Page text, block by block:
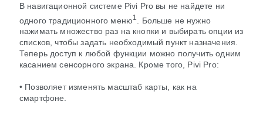
В навигационной системе Pivi Pro вы не найдете ни
одного традиционного меню1
. Больше не нужно
нажимать множество раз на кнопки и выбирать опции из
списков, чтобы задать необходимый пункт назначения.
Теперь доступ к любой функции можно получить одним
касанием сенсорного экрана. Кроме того, Pivi Pro:
• Позволяет изменять масштаб карты, как на
смартфоне.